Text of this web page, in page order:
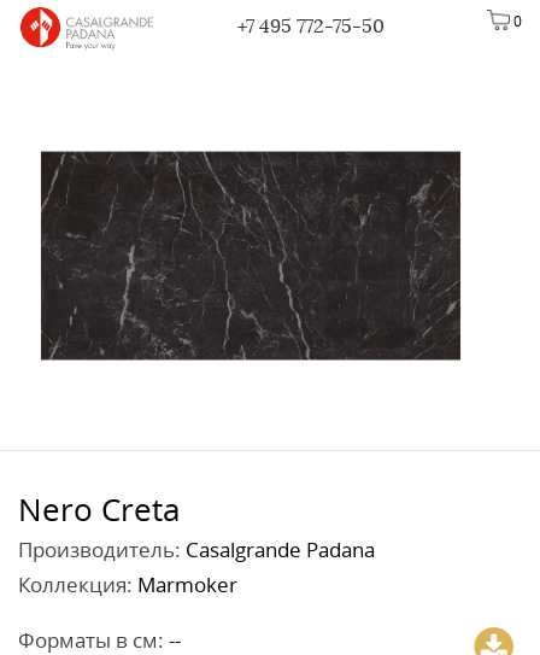
0
+7 495 772-75-50
Nero Creta
Производитель: Casalgrande Padana
Коллекция: Marmoker
Форматы в см: --